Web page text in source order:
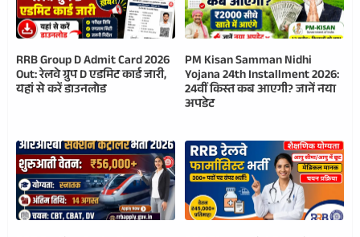
RRB Group D Admit Card 2026
Out: रेलवे ग्रुप D एडमिट कार्ड जारी,
यहां से करें डाउनलोड
PM Kisan Samman Nidhi
Yojana 24th Installment 2026:
24वीं किस्त कब आएगी? जानें नया
अपडेट